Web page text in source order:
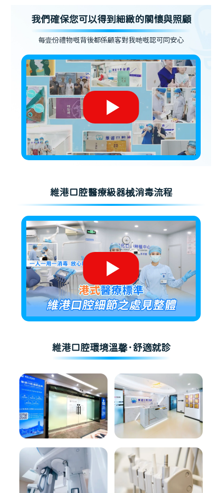
我們確保您可以得到細緻的關懷與照顧
每壹份禮物嘅背後都係顧客對我哋嘅認可同安心
維港口腔醫療級器械消毒流程
維港口腔環境溫馨·舒適就診